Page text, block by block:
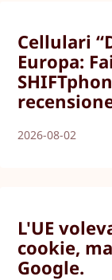
Cellulari
Europa:
2026-08-02
L'UE
cookie,
Google.